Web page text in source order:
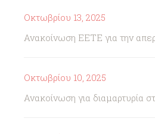
Οκτωβρίου 13, 2025
Ανακοίνωση ΕΕΤΕ για την
Οκτωβρίου 10, 2025
Ανακοίνωση για διαμαρτυρία